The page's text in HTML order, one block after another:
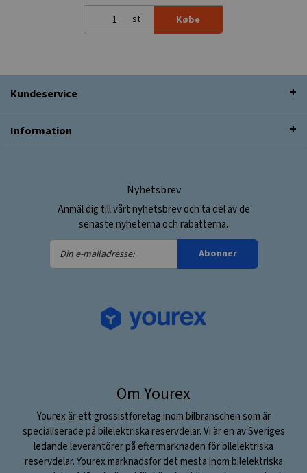
st Købe
Kundeservice
Information
Nyhetsbrev
Anmäl dig till vårt nyhetsbrev och ta del av de
senaste nyheterna och rabatterna.
Din
e-
Abonner
Om Yourex
Yourex är ett grossistföretag inom bilbranschen som är
specialiserade på bilelektriska reservdelar. Vi är en av Sveriges
ledande leverantörer på eftermarknaden för bilelektriska
reservdelar. Yourex marknadsför det mesta inom bilelektriska